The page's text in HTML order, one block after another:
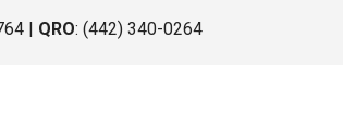
| QRO: (442) 340-0264